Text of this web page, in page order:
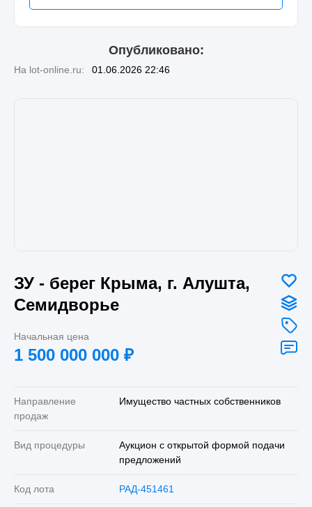
Опубликовано:
На lot-online.ru: 01.06.2026 22:46
ЗУ - берег Крыма, г. Алушта,
Семидворье
Начальная цена
1 500 000 000 ₽
Направление
продаж
Имущество частных собственников
Вид процедуры
Аукцион с открытой формой подачи
предложений
Код лота РАД-451461